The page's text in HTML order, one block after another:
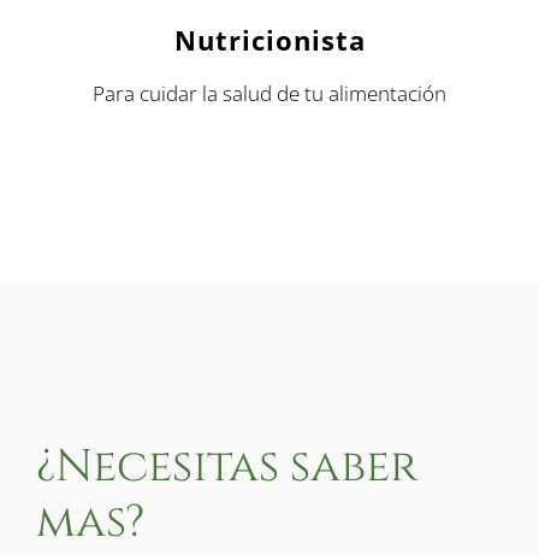
Nutricionista
Para cuidar la salud de tu alimentación
¿Necesitas saber
mas?